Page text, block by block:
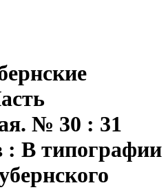
№ 30 : 31
: В типографии